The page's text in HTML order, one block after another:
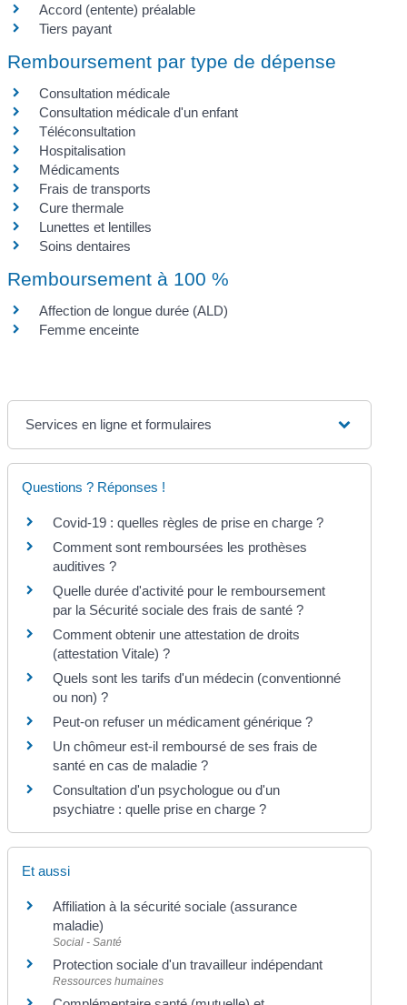
Accord (entente) préalable
Tiers payant
Remboursement par type de dépense
Consultation médicale
Consultation médicale d'un enfant
Téléconsultation
Hospitalisation
Médicaments
Frais de transports
Cure thermale
Lunettes et lentilles
Soins dentaires
Remboursement à 100 %
Affection de longue durée (ALD)
Femme enceinte
Services en ligne et formulaires
Questions ? Réponses !
Covid-19 : quelles règles de prise en charge ?
Comment sont remboursées les prothèses
auditives ?
Quelle durée d'activité pour le remboursement
par la Sécurité sociale des frais de santé ?
Comment obtenir une attestation de droits
(attestation Vitale) ?
Quels sont les tarifs d'un médecin (conventionné
ou non) ?
Peut-on refuser un médicament générique ?
Un chômeur est-il remboursé de ses frais de
santé en cas de maladie ?
Consultation d'un psychologue ou d'un
psychiatre : quelle prise en charge ?
Et aussi
Affiliation à la sécurité sociale (assurance
maladie)
Social - Santé
Protection sociale d'un travailleur indépendant
Ressources humaines